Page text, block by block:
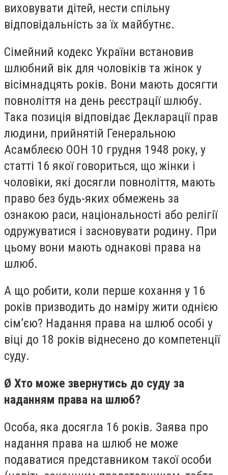
виховувати дітей, нести спільну
відповідальність за їх майбутнє.
Сімейний кодекс України встановив
шлюбний вік для чоловіків та жінок у
вісімнадцять років. Вони мають досягти
повноліття на день реєстрації шлюбу.
Така позиція відповідає Декларації прав
людини, прийнятій Генеральною
Асамблеєю ООН 10 грудня 1948 року, у
статті 16 якої говориться, що жінки і
чоловіки, які досягли повноліття, мають
право без будь-яких обмежень за
ознакою раси, національності або релігії
одружуватися і засновувати родину. При
цьому вони мають однакові права на
шлюб.
А що робити, коли перше кохання у 16
років призводить до наміру жити однією
сім’єю? Надання права на шлюб особі у
віці до 18 років віднесено до компетенції
суду.
Ø Хто може звернутись до суду за
наданням права на шлюб?
Особа, яка досягла 16 років. Заява про
надання права на шлюб не може
подаватися представником такої особи